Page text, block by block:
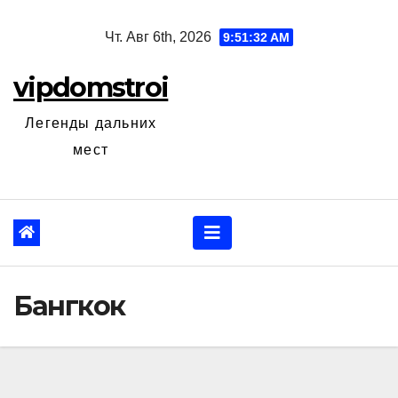
Чт. Авг 6th, 2026 9:51:33 AM
vipdomstroi
Легенды дальних
мест
Бангкок